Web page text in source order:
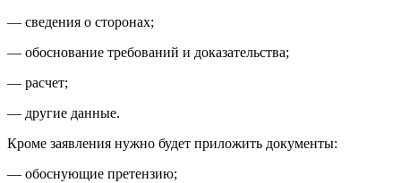
— сведения о сторонах;
— обоснование требований и доказательства;
— расчет;
— другие данные.
Кроме заявления нужно будет приложить документы:
— обоснующие претензию;